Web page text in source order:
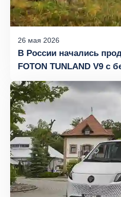
26 мая 2026
В России начались
FOTON TUNLAND V9 с
двигателем